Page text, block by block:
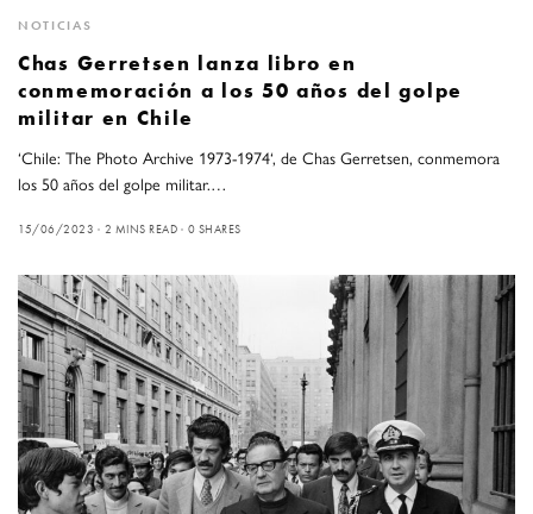
NOTICIAS
Chas Gerretsen lanza libro en
conmemoración a los 50 años del golpe
militar en Chile
‘Chile: The Photo Archive 1973-1974‘, de Chas Gerretsen, conmemora
los 50 años del golpe militar.…
15/06/2023 2 MINS READ 0 SHARES